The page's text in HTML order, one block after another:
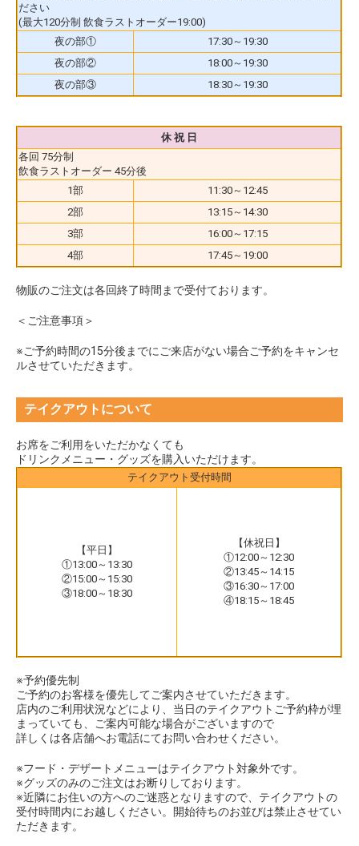
ださい
(最大120分制 飲食ラストオーダー19:00)
夜の部①
17:30～19:30
夜の部②
18:00～19:30
夜の部③
18:30～19:30
休 祝 日
各回 75分制
飲食ラストオーダー 45分後
1部
11:30～12:45
2部
13:15～14:30
3部
16:00～17:15
4部
17:45～19:00
物販のご注文は各回終了時間まで受付ております。
＜ご注意事項＞
※ご予約時間の15分後までにご来店がない場合ご予約をキャンセ
ルさせていただきます。
テイクアウトについて
お席をご利用をいただかなくても
ドリンクメニュー・グッズを購入いただけます。
テイクアウト受付時間
【平日】
①13:00～13:30
②15:00～15:30
③18:00～18:30
【休祝日】
①12:00～12:30
②13:45～14:15
③16:30～17:00
④18:15～18:45
※予約優先制
ご予約のお客様を優先してご案内させていただきます。
店内のご利用状況などにより、当日のテイクアウトご予約枠が埋
まっていても、ご案内可能な場合がございますので
詳しくは各店舗へお電話にてお問い合わせください。
※フード・デザートメニューはテイクアウト対象外です。
※グッズのみのご注文はお断りしております。
※近隣にお住いの方へのご迷惑となりますので、テイクアウトの
受付時間内にお越しください。開始待ちのお並びは禁止させてい
ただきます。